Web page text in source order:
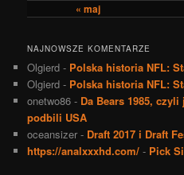
« maj
NAJNOWSZE KOMENTARZE
Olgierd - Polska historia NFL:
Olgierd - Polska historia NFL:
onetwo86 - Da Bears 1985,
podbili USA
oceansizer - Draft 2017 i Draft
https://analxxxhd.com/ - Pick